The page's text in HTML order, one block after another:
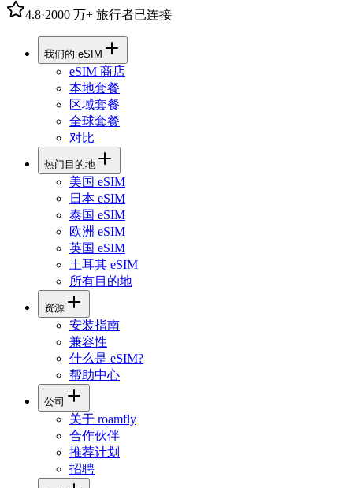
4.8·2000 万+ 旅行者已连接
我们的 eSIM
eSIM 商店
本地套餐
区域套餐
全球套餐
对比
热门目的地
美国 eSIM
日本 eSIM
泰国 eSIM
欧洲 eSIM
英国 eSIM
土耳其 eSIM
所有目的地
资源
安装指南
兼容性
什么是 eSIM?
帮助中心
公司
关于 roamfly
合作伙伴
推荐计划
招聘